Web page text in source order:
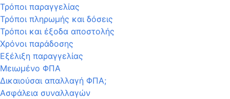
Τρόποι παραγγελίας
Τρόποι πληρωμής και δόσεις
Τρόποι και έξοδα αποστολής
Χρόνοι παράδοσης
Εξέλιξη παραγγελίας
Μειωμένο ΦΠΑ
Δικαιούσαι απαλλαγή ΦΠΑ;
Ασφάλεια συναλλαγών